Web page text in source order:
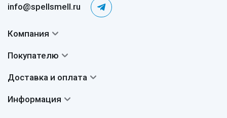
info@spellsmell.ru
Компания
Авторы
Сертификаты
Покупателю
Вопросы и ответы
Доставка и оплата
Доставка
Информация